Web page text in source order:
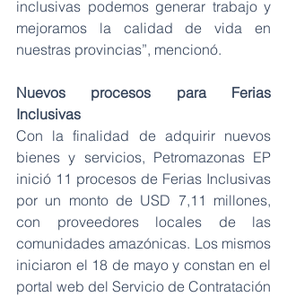
inclusivas podemos generar trabajo y
mejoramos la calidad de vida en
nuestras provincias”, mencionó.
Nuevos procesos para Ferias
Inclusivas
Con la finalidad de adquirir nuevos
bienes y servicios, Petromazonas EP
inició 11 procesos de Ferias Inclusivas
por un monto de USD 7,11 millones,
con proveedores locales de las
comunidades amazónicas. Los mismos
iniciaron el 18 de mayo y constan en el
portal web del Servicio de Contratación